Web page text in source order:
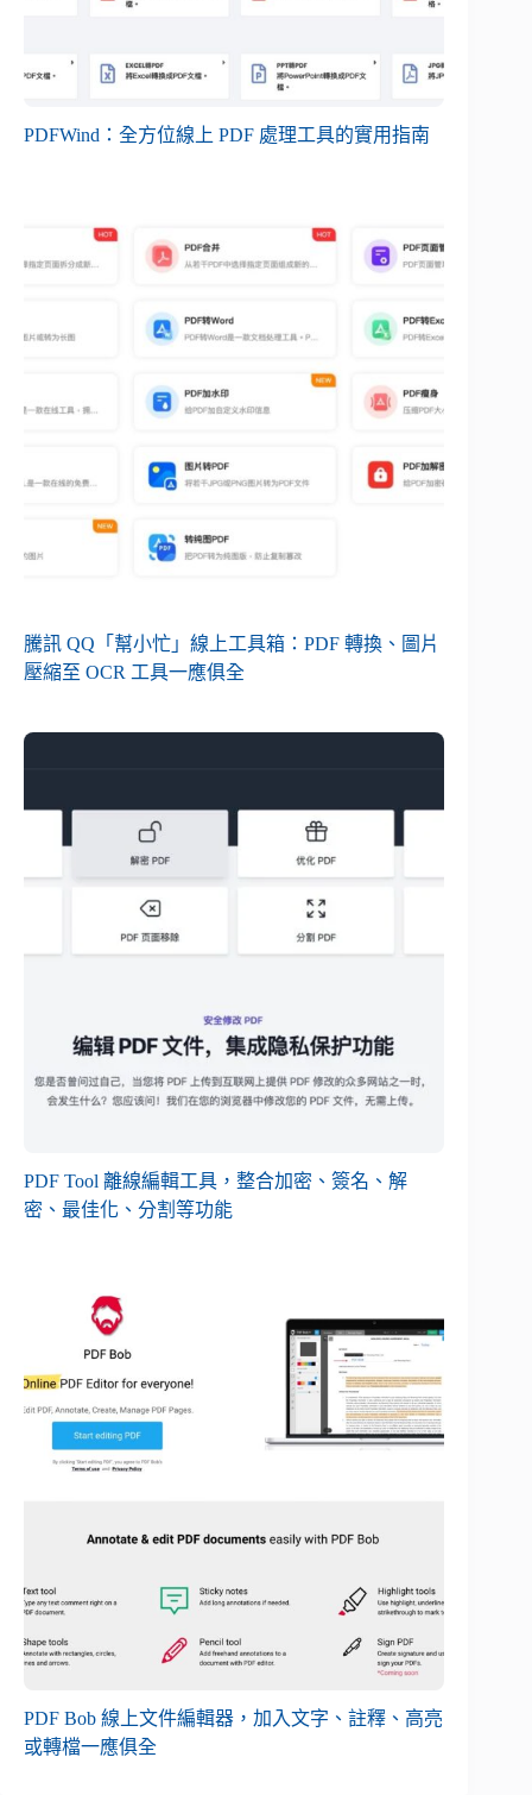
PDFWind：全方位線上 PDF 處理工具的實用指南
騰訊 QQ「幫小忙」線上工具箱：PDF 轉換、圖片
壓縮至 OCR 工具一應俱全
PDF Tool 離線編輯工具，整合加密、簽名、解
密、最佳化、分割等功能
PDF Bob 線上文件編輯器，加入文字、註釋、高亮
或轉檔一應俱全